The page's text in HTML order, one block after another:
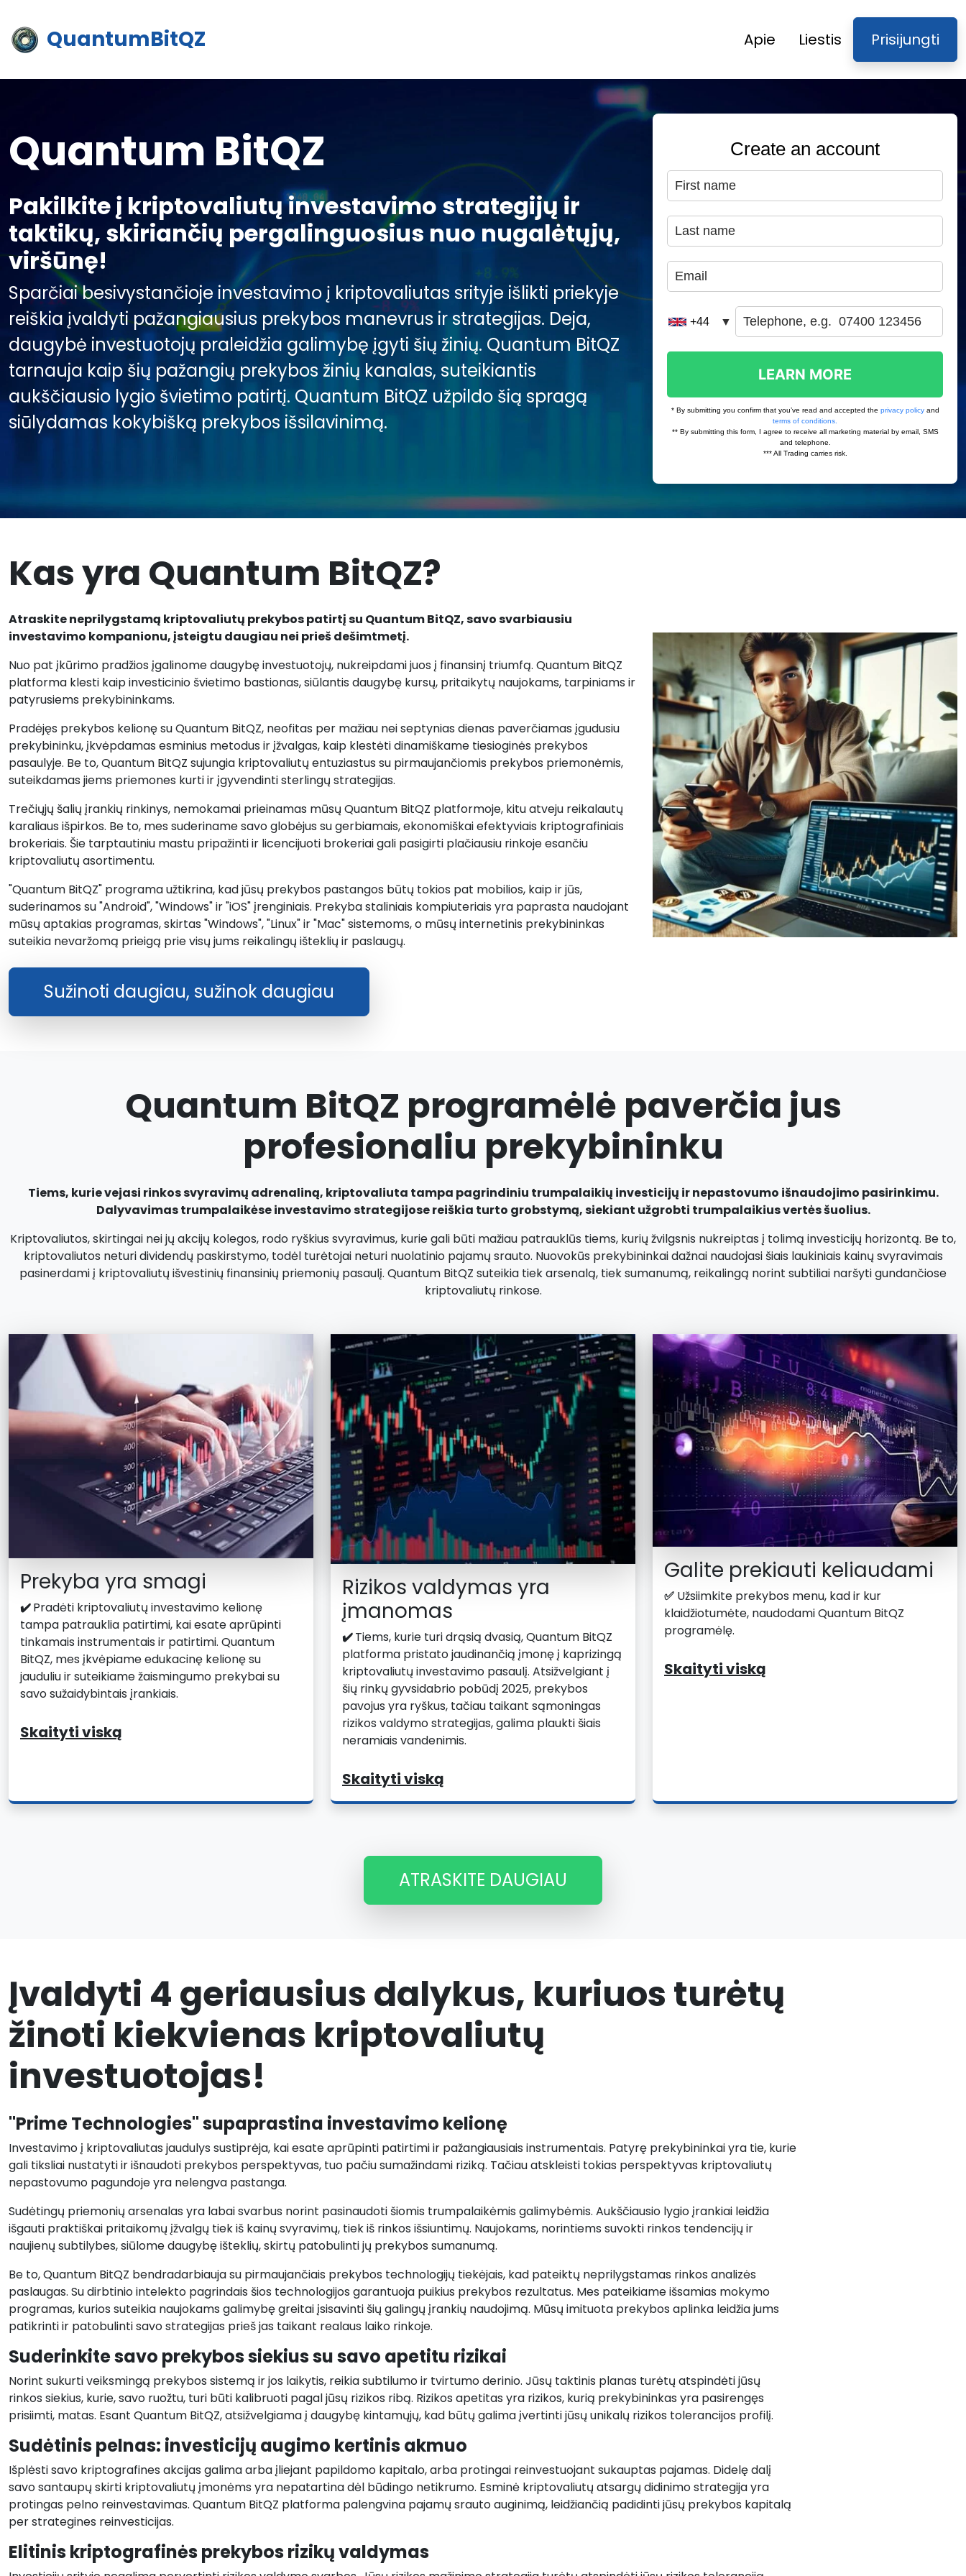
QuantumBitQZ Apie Liestis Prisijungti
Quantum BitQZ
Pakilkite į kriptovaliutų investavimo strategijų ir
taktikų, skiriančių pergalinguosius nuo nugalėtųjų,
viršūnę!
Sparčiai besivystančioje investavimo į kriptovaliutas srityje išlikti priekyje
reiškia įvaldyti pažangiausius prekybos manevrus ir strategijas. Deja,
daugybė investuotojų praleidžia galimybę įgyti šių žinių. Quantum BitQZ
tarnauja kaip šių pažangių prekybos žinių kanalas, suteikiantis
aukščiausio lygio švietimo patirtį. Quantum BitQZ užpildo šią spragą
siūlydamas kokybišką prekybos išsilavinimą.
Kas yra Quantum BitQZ?
Atraskite neprilygstamą kriptovaliutų prekybos patirtį su Quantum BitQZ, savo svarbiausiu
investavimo kompanionu, įsteigtu daugiau nei prieš dešimtmetį.
Nuo pat įkūrimo pradžios įgalinome daugybę investuotojų, nukreipdami juos į finansinį triumfą. Quantum BitQZ
platforma klesti kaip investicinio švietimo bastionas, siūlantis daugybę kursų, pritaikytų naujokams, tarpiniams ir
patyrusiems prekybininkams.
Pradėjęs prekybos kelionę su Quantum BitQZ, neofitas per mažiau nei septynias dienas paverčiamas įgudusiu
prekybininku, įkvėpdamas esminius metodus ir įžvalgas, kaip klestėti dinamiškame tiesioginės prekybos
pasaulyje. Be to, Quantum BitQZ sujungia kriptovaliutų entuziastus su pirmaujančiomis prekybos priemonėmis,
suteikdamas jiems priemones kurti ir įgyvendinti sterlingų strategijas.
Trečiųjų šalių įrankių rinkinys, nemokamai prieinamas mūsų Quantum BitQZ platformoje, kitu atveju reikalautų
karaliaus išpirkos. Be to, mes suderiname savo globėjus su gerbiamais, ekonomiškai efektyviais kriptografiniais
brokeriais. Šie tarptautiniu mastu pripažinti ir licencijuoti brokeriai gali pasigirti plačiausiu rinkoje esančiu
kriptovaliutų asortimentu.
"Quantum BitQZ" programa užtikrina, kad jūsų prekybos pastangos būtų tokios pat mobilios, kaip ir jūs,
suderinamos su "Android", "Windows" ir "iOS" įrenginiais. Prekyba staliniais kompiuteriais yra paprasta naudojant
mūsų aptakias programas, skirtas "Windows", "Linux" ir "Mac" sistemoms, o mūsų internetinis prekybininkas
suteikia nevaržomą prieigą prie visų jums reikalingų išteklių ir paslaugų.
Sužinoti daugiau, sužinok daugiau
Quantum BitQZ programėlė paverčia jus
profesionaliu prekybininku
Tiems, kurie vejasi rinkos svyravimų adrenaliną, kriptovaliuta tampa pagrindiniu trumpalaikių investicijų ir nepastovumo išnaudojimo pasirinkimu.
Dalyvavimas trumpalaikėse investavimo strategijose reiškia turto grobstymą, siekiant užgrobti trumpalaikius vertės šuolius.
Kriptovaliutos, skirtingai nei jų akcijų kolegos, rodo ryškius svyravimus, kurie gali būti mažiau patrauklūs tiems, kurių žvilgsnis nukreiptas į tolimą investicijų horizontą. Be to,
kriptovaliutos neturi dividendų paskirstymo, todėl turėtojai neturi nuolatinio pajamų srauto. Nuovokūs prekybininkai dažnai naudojasi šiais laukiniais kainų svyravimais
pasinerdami į kriptovaliutų išvestinių finansinių priemonių pasaulį. Quantum BitQZ suteikia tiek arsenalą, tiek sumanumą, reikalingą norint subtiliai naršyti gundančiose
kriptovaliutų rinkose.
Prekyba yra smagi
✔️Pradėti kriptovaliutų investavimo kelionę
tampa patrauklia patirtimi, kai esate aprūpinti
tinkamais instrumentais ir patirtimi. Quantum
BitQZ, mes įkvėpiame edukacinę kelionę su
jauduliu ir suteikiame žaismingumo prekybai su
savo sužaidybintais įrankiais.
Skaityti viską
Rizikos valdymas yra
įmanomas
✔️Tiems, kurie turi drąsią dvasią, Quantum BitQZ
platforma pristato jaudinančią įmonę į kaprizingą
kriptovaliutų investavimo pasaulį. Atsižvelgiant į
šių rinkų gyvsidabrio pobūdį 2025, prekybos
pavojus yra ryškus, tačiau taikant sąmoningas
rizikos valdymo strategijas, galima plaukti šiais
neramiais vandenimis.
Skaityti viską
Galite prekiauti keliaudami
✅ Užsiimkite prekybos menu, kad ir kur
klaidžiotumėte, naudodami Quantum BitQZ
programėlę.
Skaityti viską
ATRASKITE DAUGIAU
Įvaldyti 4 geriausius dalykus, kuriuos turėtų
žinoti kiekvienas kriptovaliutų
investuotojas!
"Prime Technologies" supaprastina investavimo kelionę
Investavimo į kriptovaliutas jaudulys sustiprėja, kai esate aprūpinti patirtimi ir pažangiausiais instrumentais. Patyrę prekybininkai yra tie, kurie
gali tiksliai nustatyti ir išnaudoti prekybos perspektyvas, tuo pačiu sumažindami riziką. Tačiau atskleisti tokias perspektyvas kriptovaliutų
nepastovumo pagundoje yra nelengva pastanga.
Sudėtingų priemonių arsenalas yra labai svarbus norint pasinaudoti šiomis trumpalaikėmis galimybėmis. Aukščiausio lygio įrankiai leidžia
išgauti praktiškai pritaikomų įžvalgų tiek iš kainų svyravimų, tiek iš rinkos išsiuntimų. Naujokams, norintiems suvokti rinkos tendencijų ir
naujienų subtilybes, siūlome daugybę išteklių, skirtų patobulinti jų prekybos sumanumą.
Be to, Quantum BitQZ bendradarbiauja su pirmaujančiais prekybos technologijų tiekėjais, kad pateiktų neprilygstamas rinkos analizės
paslaugas. Su dirbtinio intelekto pagrindais šios technologijos garantuoja puikius prekybos rezultatus. Mes pateikiame išsamias mokymo
programas, kurios suteikia naujokams galimybę greitai įsisavinti šių galingų įrankių naudojimą. Mūsų imituota prekybos aplinka leidžia jums
patikrinti ir patobulinti savo strategijas prieš jas taikant realaus laiko rinkoje.
Suderinkite savo prekybos siekius su savo apetitu rizikai
Norint sukurti veiksmingą prekybos sistemą ir jos laikytis, reikia subtilumo ir tvirtumo derinio. Jūsų taktinis planas turėtų atspindėti jūsų
rinkos siekius, kurie, savo ruožtu, turi būti kalibruoti pagal jūsų rizikos ribą. Rizikos apetitas yra rizikos, kurią prekybininkas yra pasirengęs
prisiimti, matas. Esant Quantum BitQZ, atsižvelgiama į daugybę kintamųjų, kad būtų galima įvertinti jūsų unikalų rizikos tolerancijos profilį.
Sudėtinis pelnas: investicijų augimo kertinis akmuo
Išplėsti savo kriptografines akcijas galima arba įliejant papildomo kapitalo, arba protingai reinvestuojant sukauptas pajamas. Didelę dalį
savo santaupų skirti kriptovaliutų įmonėms yra nepatartina dėl būdingo netikrumo. Esminė kriptovaliutų atsargų didinimo strategija yra
protingas pelno reinvestavimas. Quantum BitQZ platforma palengvina pajamų srauto auginimą, leidžiančią padidinti jūsų prekybos kapitalą
per strategines reinvesticijas.
Elitinis kriptografinės prekybos rizikų valdymas